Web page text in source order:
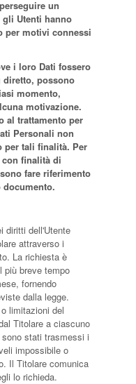
un
Utenti hanno
per motivi connessi
i loro Dati fossero
possono
momento,
motivazione.
al trattamento per
Personali non
per tali finalità. Per
finalità di
fare riferimento
diritti dell'Utente
attraverso i
La richiesta è
più breve tempo
fornendo
dalla legge.
limitazioni del
Titolare a ciascuno
stati trasmessi i
impossibile o
Il Titolare comunica
lo richieda.